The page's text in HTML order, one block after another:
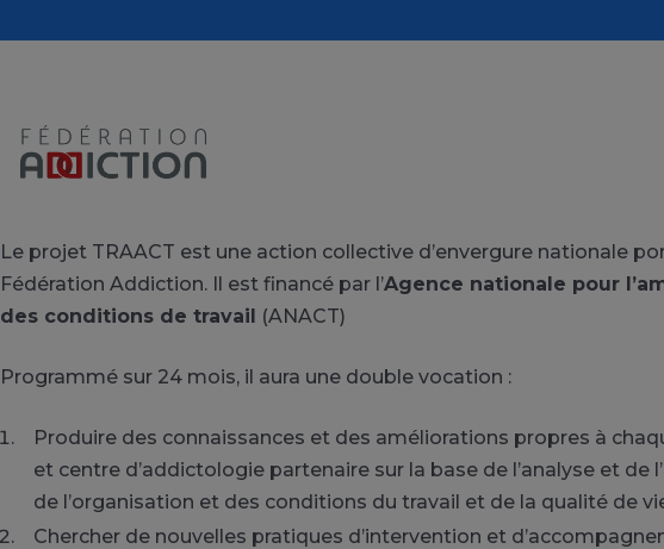
Le projet TRAACT est une action collective d’envergure nationale
Fédération Addiction. Il est financé par l’Agence nationale pour
des conditions de travail (ANACT)
Programmé sur 24 mois, il aura une double vocation :
Produire des connaissances et des améliorations propres à
et centre d’addictologie partenaire sur la base de l’analyse et de
de l’organisation et des conditions du travail et de la qualité de
Chercher de nouvelles pratiques d’intervention et